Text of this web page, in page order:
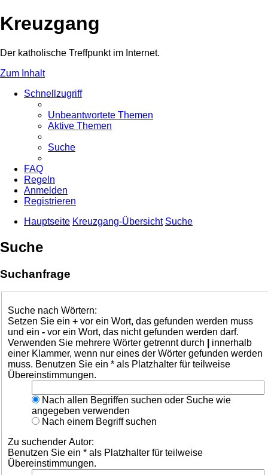
Kreuzgang
Der katholische Treffpunkt im Internet.
Zum Inhalt
Schnellzugriff
Unbeantwortete Themen
Aktive Themen
Suche
FAQ
Regeln
Anmelden
Registrieren
Hauptseite Kreuzgang-Übersicht Suche
Suche
Suchanfrage
Suche nach Wörtern:
Setzen Sie ein + vor ein Wort, das gefunden werden muss
und ein - vor ein Wort, das nicht gefunden werden darf.
Verwenden Sie mehrere Wörter getrennt durch
innerhalb
einer Klammer, wenn nur eines der Wörter gefunden werden
muss. Benutzen Sie ein * als Platzhalter für teilweise
Übereinstimmungen.
Nach allen Begriffen suchen oder Suche wie
angegeben verwenden
Nach einem Begriff suchen
Zu suchender Autor:
Benutzen Sie ein * als Platzhalter für teilweise
Übereinstimmungen.